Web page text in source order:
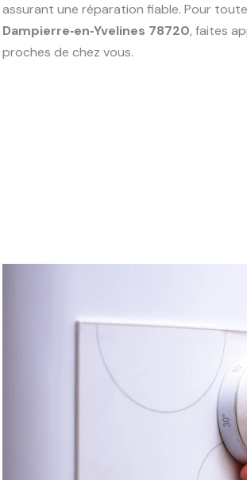
assurant une réparation fiable. Pour
Dampierre‑en‑Yvelines 78720, faites
proches de chez vous.